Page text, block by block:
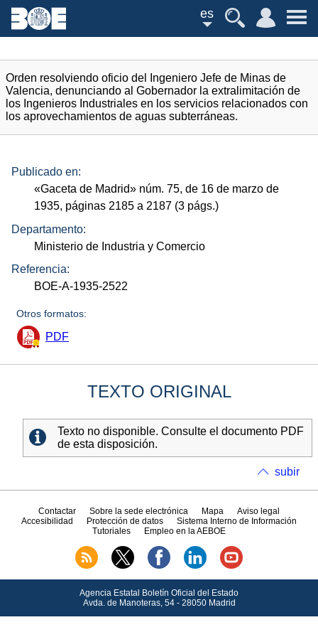
es
Orden resolviendo oficio del Ingeniero Jefe de Minas de
Valencia, denunciando al Gobernador la extralimitación de
los Ingenieros Industriales en los servicios relacionados con
los aprovechamientos de aguas subterráneas.
Publicado en:
«Gaceta de Madrid» núm. 75, de 16 de marzo de
1935, páginas 2185 a 2187 (3 págs.)
Departamento:
Ministerio de Industria y Comercio
Referencia:
BOE-A-1935-2522
Otros formatos:
PDF
TEXTO ORIGINAL
Texto no disponible. Consulte el documento PDF
de esta disposición.
subir
Contactar Sobre la sede electrónica Mapa
Aviso legal
Accesibilidad
Protección de datos
Sistema Interno de Información
Tutoriales
Empleo en la AEBOE
Agencia Estatal Boletín Oficial del Estado
Avda.de Manoteras, 54 - 28050 Madrid